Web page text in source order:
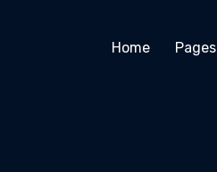
Home Pages